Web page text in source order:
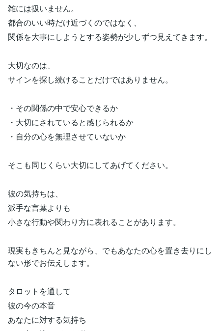
雑には扱いません。
都合のいい時だけ近づくのではなく、
関係を大事にしようとする姿勢が少しずつ見えてきます。
大切なのは、
サインを探し続けることだけではありません。
・その関係の中で安心できるか
・大切にされていると感じられるか
・自分の心を無理させていないか
そこも同じくらい大切にしてあげてください。
彼の気持ちは、
派手な言葉よりも
小さな行動や関わり方に表れることがあります。
現実もきちんと見ながら、でもあなたの心を置き去りにし
ない形でお伝えします。
タロットを通して
彼の今の本音
あなたに対する気持ち